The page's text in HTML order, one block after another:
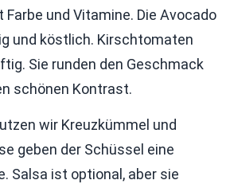
Farbe und Vitamine. Die Avocado
und köstlich. Kirschtomaten
Sie runden den Geschmack
schönen Kontrast.
wir Kreuzkümmel und
geben der Schüssel eine
Salsa ist optional, aber sie